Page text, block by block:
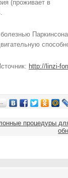
(проживает в
Паркинсона.
http://linzi-
процедуры